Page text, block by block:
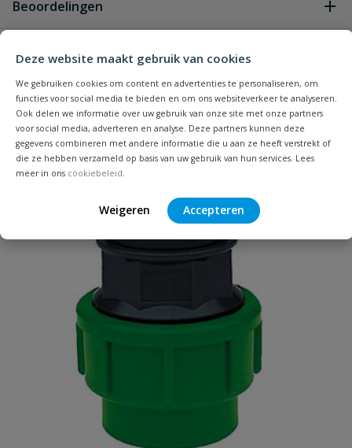
Deze website maakt gebruik van cookies
We gebruiken cookies om content en advertenties te personaliseren, om
functies voor social media te bieden en om ons websiteverkeer te analyseren.
Ook delen we informatie over uw gebruik van onze site met onze partners
voor social media, adverteren en analyse. Deze partners kunnen deze
gegevens combineren met andere informatie die u aan ze heeft verstrekt of
die ze hebben verzameld op basis van uw gebruik van hun services. Lees
meer in ons cookiebeleid.
Weigeren Accepteren
Heb je zelf ook een vraag over
Beoordelingen
Je beoordeelt:VDL tyleen T-stuk binnendraad 25
mm x 1'' x 25 mm
Uw waardering:
Beoordeling
Bijpassende producten